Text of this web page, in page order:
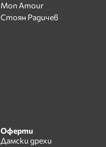
Mon Amour
Стоян Радичев
Оферти
Дамски дрехи